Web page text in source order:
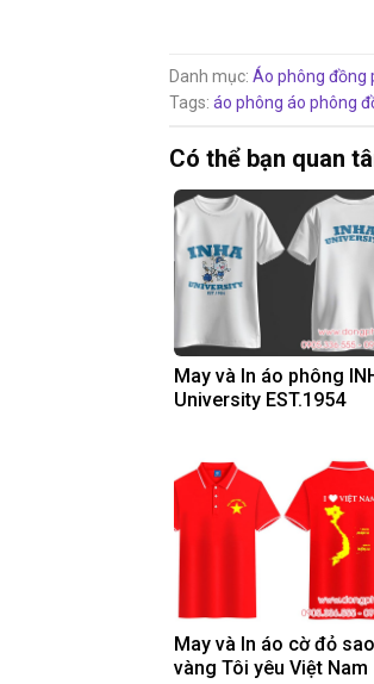
Danh mục: Áo phông đồng
Tags: áo phông áo phông
Có thể bạn quan
May và In áo phông
University EST.1954
May và In áo cờ đỏ sao
vàng Tôi yêu Việt Nam